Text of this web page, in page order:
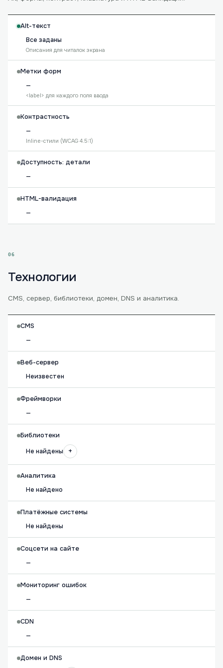
Alt-текст
Все заданы
Описания для читалок экрана
Метки форм
—
<label> для каждого поля ввода
Контрастность
—
Inline-стили (WCAG 4.5:1)
Доступность: детали
—
HTML-валидация
—
06
Технологии
CMS, сервер, библиотеки, домен, DNS и аналитика.
CMS
—
Веб-сервер
Неизвестен
Фреймворки
—
Библиотеки
Не найдены
+
Аналитика
Не найдено
Платёжные системы
Не найдены
Соцсети на сайте
—
Мониторинг ошибок
—
CDN
—
Домен и DNS